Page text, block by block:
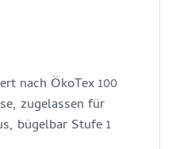
nach ÖkoTex 100
zugelassen für
bügelbar Stufe 1